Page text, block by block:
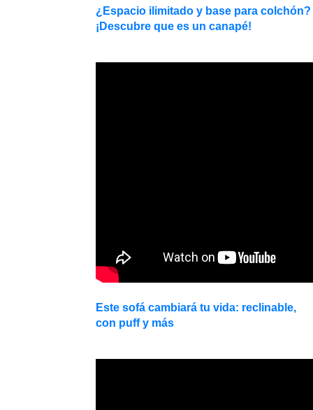
¿Espacio ilimitado y base para colchón?
¡Descubre que es un canapé!
Este sofá cambiará tu vida: reclinable,
con puff y más